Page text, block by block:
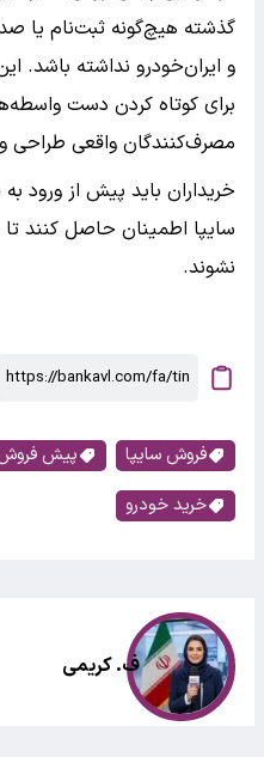
گذشته هیچ‌گونه ثبت‌نام یا
و ایران‌خودرو نداشته باشد.
برای کوتاه کردن دست
مصرف‌کنندگان واقعی طراحی
خریداران باید پیش از ورود
سایپا اطمینان حاصل کنند
نشوند.
فروش سایپا پیش فروش
خرید خودرو
ف. کریمی